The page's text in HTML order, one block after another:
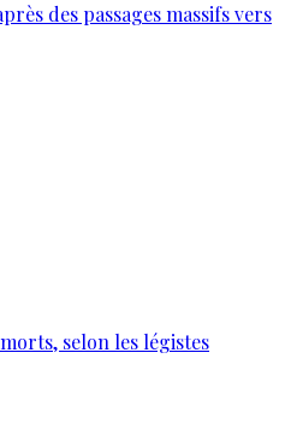
des passages massifs vers
selon les légistes